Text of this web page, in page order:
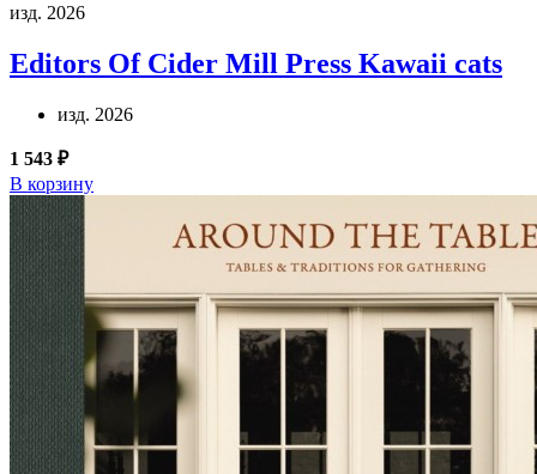
изд. 2026
Editors Of Cider Mill Press Kawaii cats
изд. 2026
1 543 ₽
В корзину